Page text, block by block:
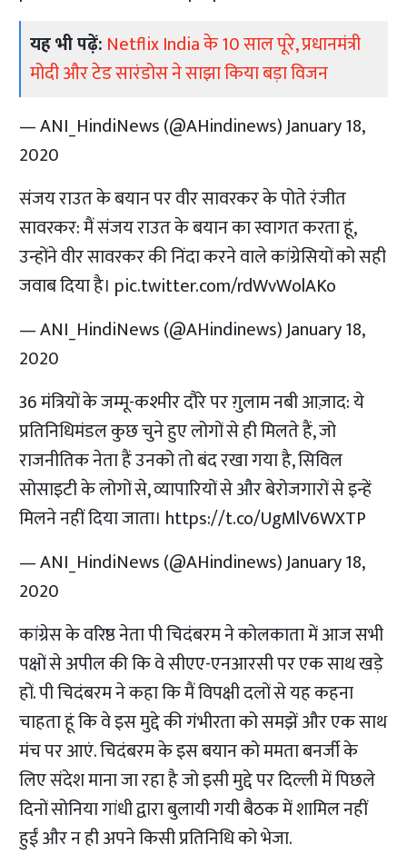
यह भी पढ़ें: Netflix India के 10 साल पूरे, प्रधानमंत्री
मोदी और टेड सारंडोस ने साझा किया बड़ा विजन
— ANI_HindiNews (@AHindinews)January 18,
2020
संजय राउत के बयान पर वीर सावरकर के पोते रंजीत
सावरकर: मैं संजय राउत के बयान का स्वागत करता हूं,
उन्होंने वीर सावरकर की निंदा करने वाले कांग्रेसियों को सही
जवाब दिया है। pic.twitter.com/rdWvWolAKo
— ANI_HindiNews (@AHindinews)January 18,
2020
36 मंत्रियों के जम्मू-कश्मीर दौरे पर ग़ुलाम नबी आज़ाद: ये
प्रतिनिधिमंडल कुछ चुने हुए लोगों से ही मिलते हैं, जो
राजनीतिक नेता हैं उनको तो बंद रखा गया है, सिविल
सोसाइटी के लोगों से, व्यापारियों से और बेरोजगारों से इन्हें
मिलने नहीं दिया जाता। https://t.co/UgMlV6WXTP
— ANI_HindiNews (@AHindinews)January 18,
2020
कांग्रेस के वरिष्ठ नेता पी चिदंबरम ने कोलकाता में आज सभी
पक्षों से अपील की कि वे सीएए-एनआरसी पर एक साथ खड़े
हों. पी चिदंबरम ने कहा कि मैं विपक्षी दलों से यह कहना
चाहता हूं कि वे इस मुद्दे की गंभीरता को समझें और एक साथ
मंच पर आएं. चिदंबरम के इस बयान को ममता बनर्जी के
लिए संदेश माना जा रहा है जो इसी मुद्दे पर दिल्ली में पिछले
दिनों सोनिया गांधी द्वारा बुलायी गयी बैठक में शामिल नहीं
हुईं और न ही अपने किसी प्रतिनिधि को भेजा.